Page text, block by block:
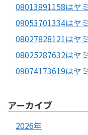
08013891158はヤ
09053701334はヤ
08027828121はヤ
08025287632はヤ
09074173619はヤ
アーカイブ
2026年